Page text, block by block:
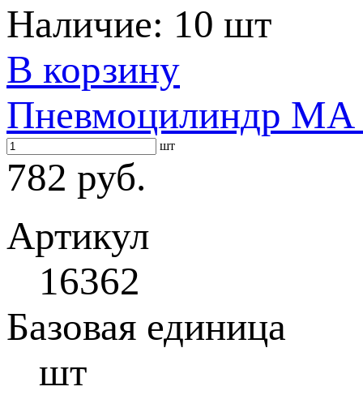
Наличие: 10 шт
В корзину
Пневмоцилиндр MA
шт
782 руб.
Артикул
16362
Базовая единица
шт